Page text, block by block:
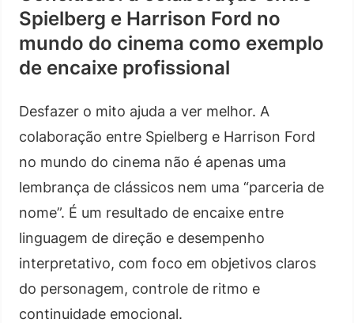
Spielberg e Harrison Ford no
mundo do cinema como exemplo
de encaixe profissional
Desfazer o mito ajuda a ver melhor. A
colaboração entre Spielberg e Harrison Ford
no mundo do cinema não é apenas uma
lembrança de clássicos nem uma “parceria de
nome”. É um resultado de encaixe entre
linguagem de direção e desempenho
interpretativo, com foco em objetivos claros
do personagem, controle de ritmo e
continuidade emocional.